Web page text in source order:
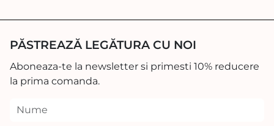
PĂSTREAZĂ LEGĂTURA CU NOI
Aboneaza-te la newsletter si primesti 10% reducere
la prima comanda.